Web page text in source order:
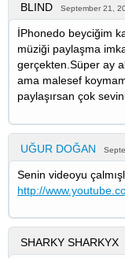
BLIND September 21,
İPhonedo beyciğim
müziği paylaşma
gerçekten.Süper ay
ama malesef
paylaşırsan çok
UĞUR DOĞAN
Senin videoyu
http://
SHARKY SHARKYX